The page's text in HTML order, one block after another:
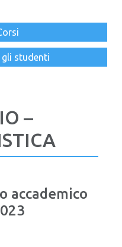
studenti
–
accademico